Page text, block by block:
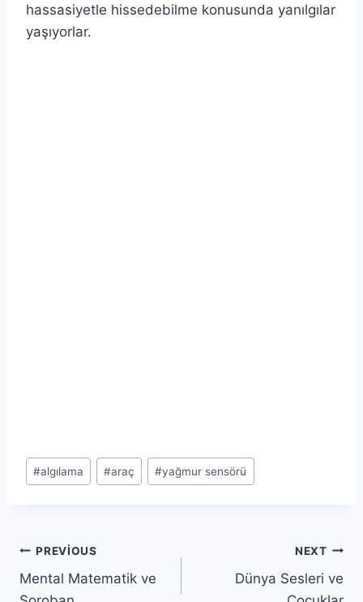
hassasiyetle hissedebilme konusunda yanılgılar
yaşıyorlar.
Post
Tags:
#algılama #araç #yağmur sensörü
Yazı
gezinmesi
PREVIOUS
Mental Matematik ve
NEXT
Dünya Sesleri ve